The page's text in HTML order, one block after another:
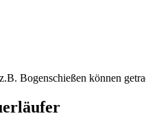
Bogenschießen können